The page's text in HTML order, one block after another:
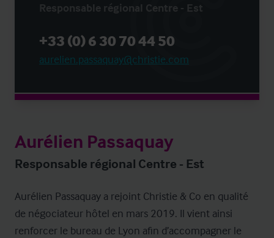
Responsable régional Centre - Est
+33 (0) 6 30 70 44 50
aurelien.passaquay@christie.com
Aurélien Passaquay
Responsable régional Centre - Est
Aurélien Passaquay a rejoint Christie & Co en qualité
de négociateur hôtel en mars 2019. Il vient ainsi
renforcer le bureau de Lyon afin d’accompagner le